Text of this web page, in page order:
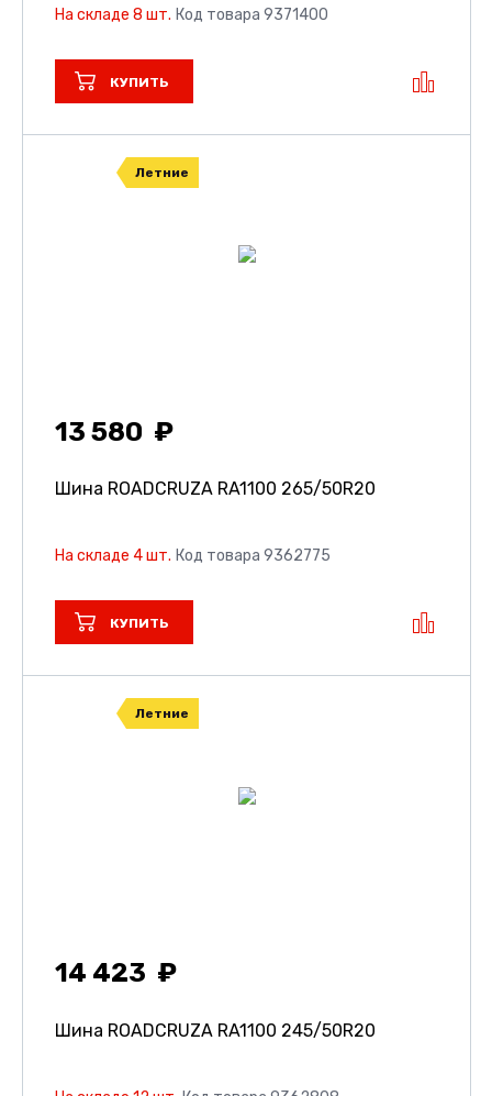
На складе 8 шт. Код товара 9371400
КУПИТЬ
Летние
13 580
Шина ROADCRUZA RA1100 265/50R20
На складе 4 шт. Код товара 9362775
КУПИТЬ
Летние
14 423
Шина ROADCRUZA RA1100 245/50R20